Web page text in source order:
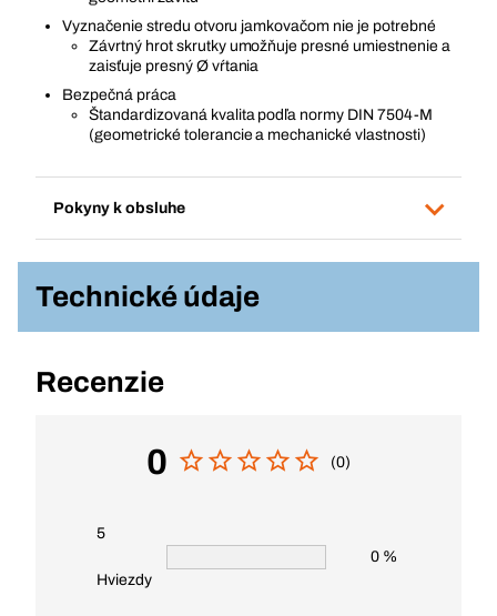
Vyznačenie stredu otvoru jamkovačom nie je potrebné
Závrtný hrot skrutky umožňuje presné umiestnenie a
zaisťuje presný Ø vŕtania
Bezpečná práca
Štandardizovaná kvalita podľa normy DIN 7504-M
(geometrické tolerancie a mechanické vlastnosti)
Pokyny k obsluhe
Technické údaje
Recenzie
0 (0)
5
Hviezdy
0 %